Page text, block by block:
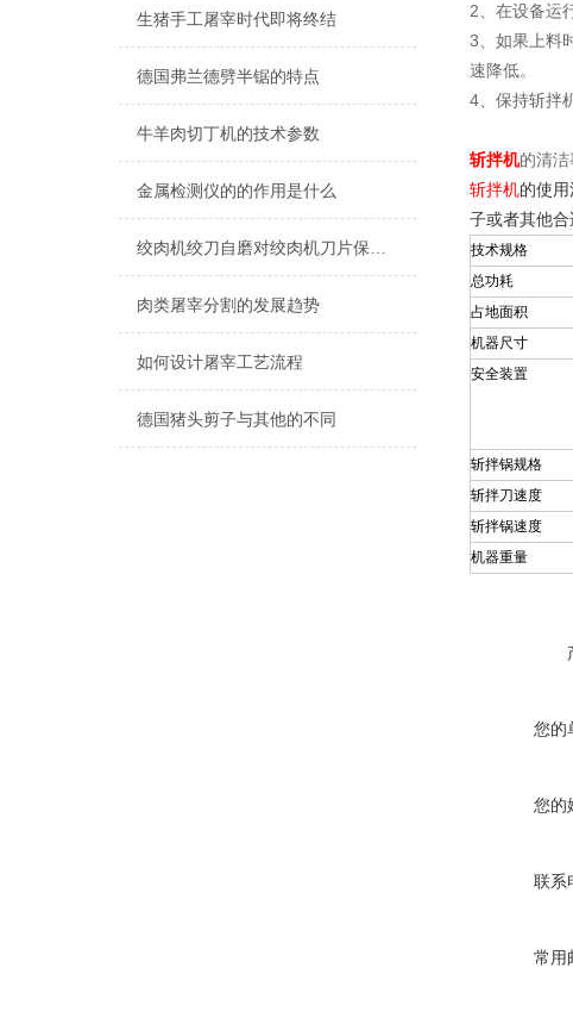
生猪手工屠宰时代即将终结
德国弗兰德劈半锯的特点
牛羊肉切丁机的技术参数
金属检测仪的的作用是什么
绞肉机绞刀自磨对绞肉机刀片保养的重要性有哪些？
肉类屠宰分割的发展趋势
如何设计屠宰工艺流程
德国猪头剪子与其他的不同
2、在设备运
3、如果上料
速降低。
4、保持斩拌
斩拌机的清洁
斩拌机的使
子或者其他
技术规格
总功耗
占地面积
机器尺寸
安全装置
斩拌锅规格
斩拌刀速度
斩拌锅速度
机器重量
您的
您的
联系
常用